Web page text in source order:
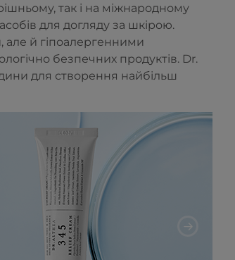
так і на міжнародному
для догляду за шкірою.
й гіпоалергенними
безпечних продуктів. Dr.
для створення найбільш